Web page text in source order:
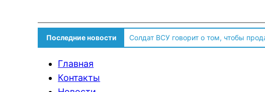
Последние новости Солдат ВСУ говорит о том, чтобы
Главная
Контакты